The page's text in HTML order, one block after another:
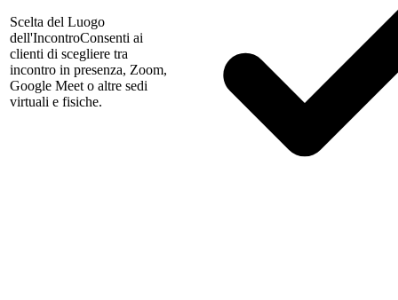
Scelta del Luogo
dell'IncontroConsenti ai
clienti di scegliere tra
incontro in presenza, Zoom,
Google Meet o altre sedi
virtuali e fisiche.